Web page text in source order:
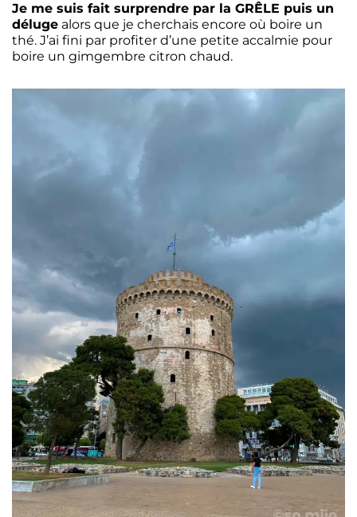
Je me suis fait surprendre par la GRÊLE puis un
déluge alors que je cherchais encore où boire un
thé. J’ai fini par profiter d’une petite accalmie pour
boire un gimgembre citron chaud.